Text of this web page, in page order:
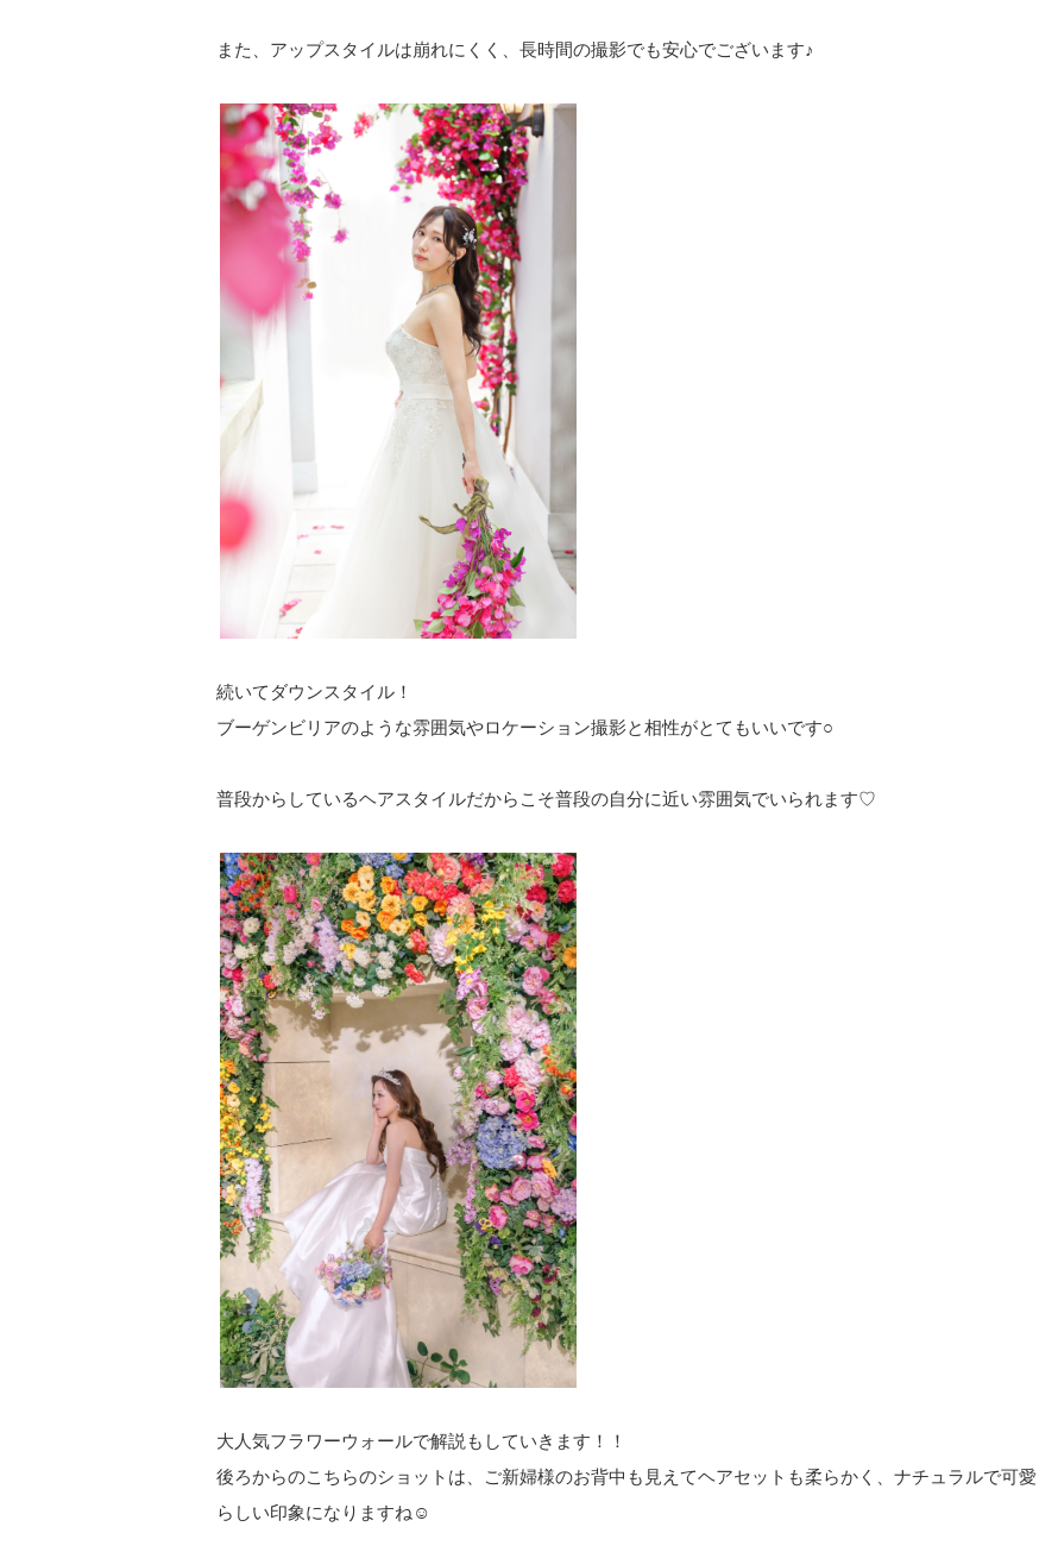
また、アップスタイルは崩れにくく、長時間の撮影でも安心でございます♪
続いてダウンスタイル！
ブーゲンビリアのような雰囲気やロケーション撮影と相性がとてもいいです○
普段からしているヘアスタイルだからこそ普段の自分に近い雰囲気でいられます♡
大人気フラワーウォールで解説もしていきます！！
後ろからのこちらのショットは、ご新婦様のお背中も見えてヘアセットも柔らかく、ナチュラルで可愛
らしい印象になりますね☺︎